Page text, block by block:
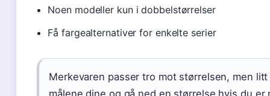
Noen modeller kun i dobbelstørrelser
Få fargealternativer for enkelte serier
Merkevaren passer tro mot størrelsen, men